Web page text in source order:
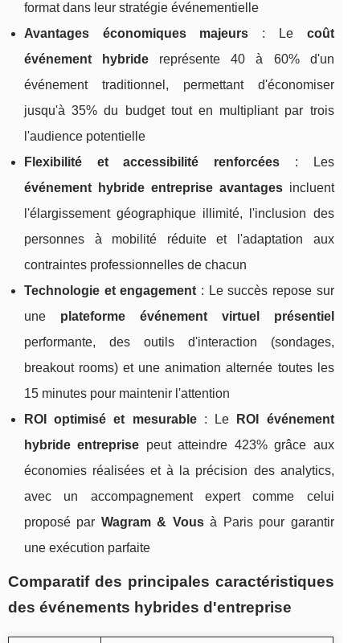
format dans leur stratégie événementielle
Avantages économiques majeurs : Le coût
événement hybride représente 40 à 60% d'un
événement traditionnel, permettant d'économiser
jusqu'à 35% du budget tout en multipliant par trois
l'audience potentielle
Flexibilité et accessibilité renforcées : Les
événement hybride entreprise avantagesincluent
l'élargissement géographique illimité, l'inclusion des
personnes à mobilité réduite et l'adaptation aux
contraintes professionnelles de chacun
Technologie et engagement : Le succès repose sur
une plateforme événement virtuel présentiel
performante, des outils d'interaction (sondages,
breakout rooms) et une animation alternée toutes les
15 minutes pour maintenir l'attention
ROI optimisé et mesurable: Le
ROI événement
hybride entreprise peut atteindre 423% grâce aux
économies réalisées et à la précision des analytics,
avec un accompagnement expert comme celui
proposé par Wagram & Vousà Paris pour garantir
une exécution parfaite
Comparatif des principales caractéristiques
des événements hybrides d'entreprise